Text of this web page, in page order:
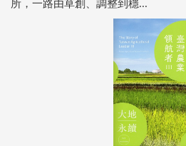
所，一路由草創、調整到穩...